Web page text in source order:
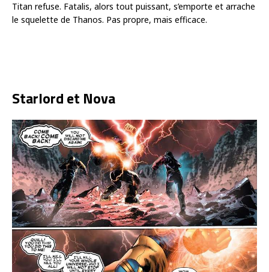
Titan refuse. Fatalis, alors tout puissant, s’emporte et arrache
le squelette de Thanos. Pas propre, mais efficace.
Starlord et Nova